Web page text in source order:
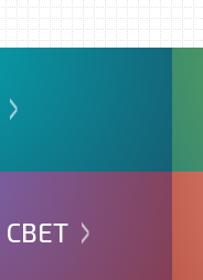
>
СВЕТ >